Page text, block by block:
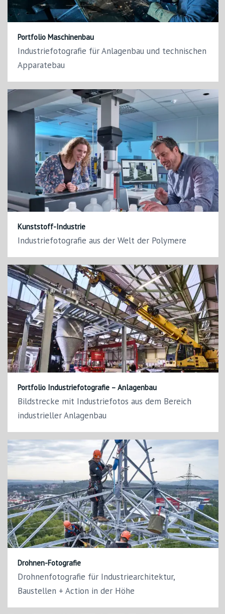
Portfolio Maschinenbau
Industriefotografie für Anlagenbau und technischen
Apparatebau
Kunststoff-Industrie
Industriefotografie aus der Welt der Polymere
Portfolio Industriefotografie – Anlagenbau
Bildstrecke mit Industriefotos aus dem Bereich
industrieller Anlagenbau
Drohnen-Fotografie
Drohnenfotografie für Industriearchitektur,
Baustellen + Action in der Höhe